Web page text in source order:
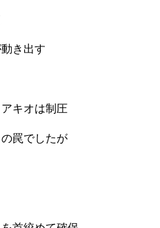
き出す
キオは制圧
罠でしたが